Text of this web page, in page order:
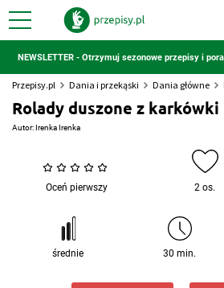
NEWSLETTER - Otrzymuj sezonowe przepisy i
Przepisy.pl Dania i przekąski Dania główne
Rolady duszone z karkówki
Autor:Irenka Irenka
Oceń pierwszy 2 os.
średnie 30 min.